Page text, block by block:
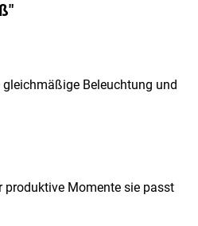
Beleuchtung und
produktive Momente sie passt